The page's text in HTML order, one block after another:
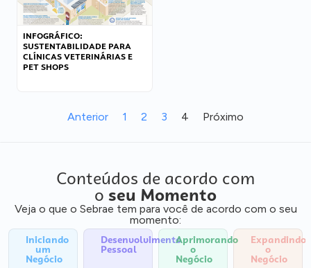
INFOGRÁFICO:
SUSTENTABILIDADE PARA
CLÍNICAS VETERINÁRIAS E
PET SHOPS
Anterior 1 2 3 4 Próximo
Conteúdos de acordo com
o seu Momento
Veja o que o Sebrae tem para você de acordo com o seu
momento:
Iniciando
um
Negócio
Desenvolvimento
Pessoal
Aprimorando
o
Negócio
Expandindo
o
Negócio